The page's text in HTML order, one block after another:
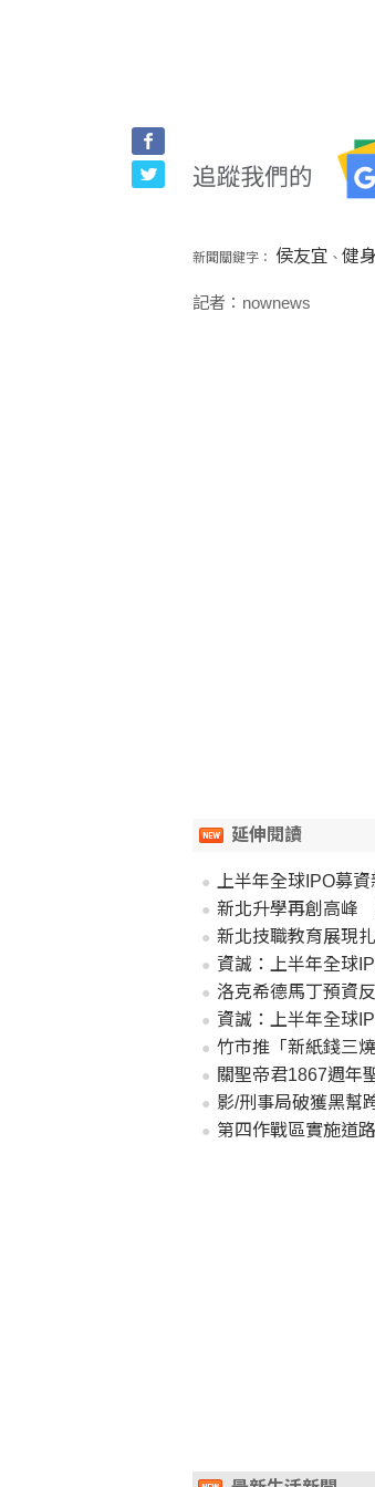
新聞關鍵字： 侯友宜 、 健身
記者：nownews
延伸閱讀
上半年全球IPO募
新北升學再創高峰
新北技職教育展現
資誠：上半年全球
洛克希德馬丁預資
資誠：上半年全球
竹市推「新紙錢三
關聖帝君1867週年
影/刑事局破獲黑幫
第四作戰區實施道